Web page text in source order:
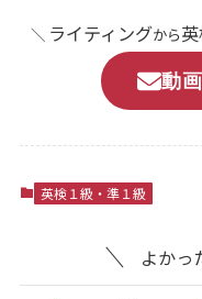
＼ ライティングから
動
英検１級・準１級
よかっ